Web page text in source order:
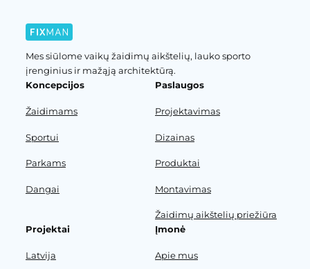
Mes siūlome vaikų žaidimų aikštelių, lauko sporto
įrenginius ir mažąją architektūrą.
Koncepcijos
Žaidimams
Sportui
Parkams
Dangai
Paslaugos
Projektavimas
Dizainas
Produktai
Montavimas
Žaidimų aikštelių priežiūra
Projektai
Latvija
Įmonė
Apie mus